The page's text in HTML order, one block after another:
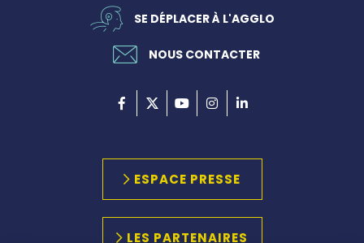
SE DÉPLACER À L'AGGLO
NOUS CONTACTER
ESPACE PRESSE
LES PARTENAIRES